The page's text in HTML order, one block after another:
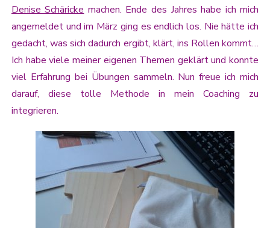
Denise Schäricke machen. Ende des Jahres habe ich mich
angemeldet und im März ging es endlich los. Nie hätte ich
gedacht, was sich dadurch ergibt, klärt, ins Rollen kommt…
Ich habe viele meiner eigenen Themen geklärt und konnte
viel Erfahrung bei Übungen sammeln. Nun freue ich mich
darauf, diese tolle Methode in mein Coaching zu
integrieren.